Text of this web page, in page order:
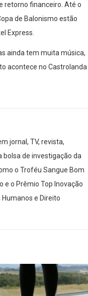
retorno financeiro. Até o
de Balonismo estão
Express.
ainda tem muita música,
acontece no Castrolanda
jornal, TV, revista,
bolsa de investigação da
o Troféu Sangue Bom
e o Prêmio Top Inovação
e Direito